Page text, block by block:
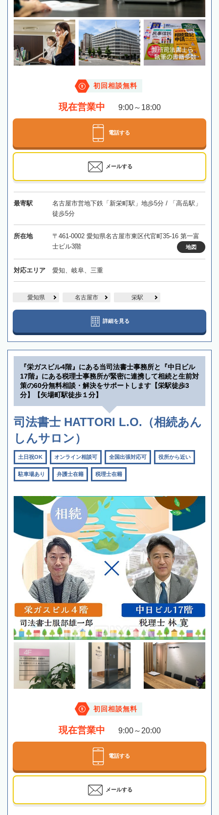
初回相談無料
現在営業中 9:00～18:00
電話する
メールする
最寄駅
名古屋市営地下鉄「新栄町駅」地歩5分 / 「高岳駅」
徒歩5分
所在地
〒461-0002 愛知県名古屋市東区代官町35-16 第一富
士ビル3階
地図
対応エリア 愛知、岐阜、三重
愛知県 名古屋市 栄駅
詳細を見る
『栄ガスビル4階』にある当司法書士事務所と『中日ビル
17階』にある税理士事務所が緊密に連携して相続と生前対
策の60分無料相談・解決をサポートします【栄駅徒歩3
分】【矢場町駅徒歩１分】
司法書士 HATTORI L.O.（相続あん
しんサロン）
土日祝OK オンライン相談可 全国出張対応可 役所から近い
駐車場あり 弁護士在籍 税理士在籍
初回相談無料
現在営業中 9:00～20:00
電話する
メールする